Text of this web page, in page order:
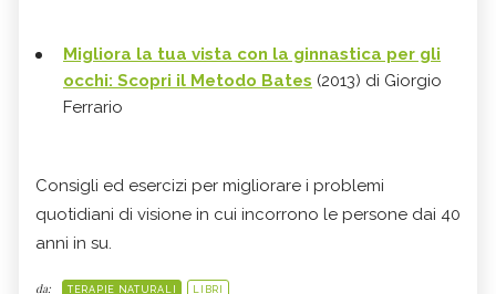
Migliora la tua vista con la ginnastica per gli
occhi: Scopri il Metodo Bates (2013) di Giorgio
Ferrario
Consigli ed esercizi per migliorare i problemi
quotidiani di visione in cui incorrono le persone dai 40
anni in su.
da: TERAPIE NATURALI LIBRI